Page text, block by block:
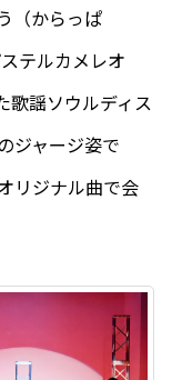
（からっぱ
テルカメレオ
歌謡ソウルディス
ジャージ姿で
リジナル曲で会